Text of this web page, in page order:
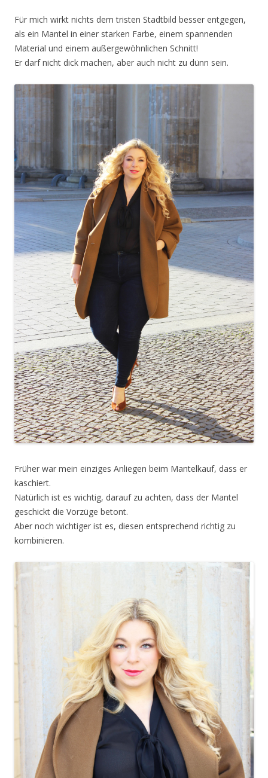
Für mich wirkt nichts dem tristen Stadtbild besser entgegen,
als ein Mantel in einer starken Farbe, einem spannenden
Material und einem außergewöhnlichen Schnitt!
Er darf nicht dick machen, aber auch nicht zu dünn sein.
Früher war mein einziges Anliegen beim Mantelkauf, dass er
kaschiert.
Natürlich ist es wichtig, darauf zu achten, dass der Mantel
geschickt die Vorzüge betont.
Aber noch wichtiger ist es, diesen entsprechend richtig zu
kombinieren.